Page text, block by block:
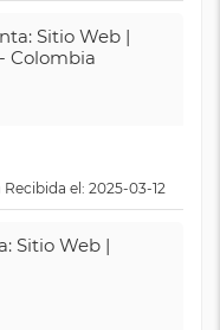
Sitio Web |
Colombia
el: 2025-03-12
Sitio Web |